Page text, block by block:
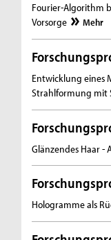
Fourier-Algorithm
Vorsorge
Mehr
Entwicklung eines
Strahlformung mit
Glänzendes Haar -
Hologramme als